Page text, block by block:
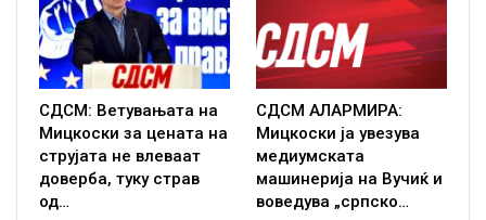
СДСМ: Ветувањата на
Мицкоски за цената на
струјата не влеваат
доверба, туку страв
од…
СДСМ АЛАРМИРА:
Мицкоски ја увезува
медиумската
машинерија на Вучиќ и
воведува „српско…